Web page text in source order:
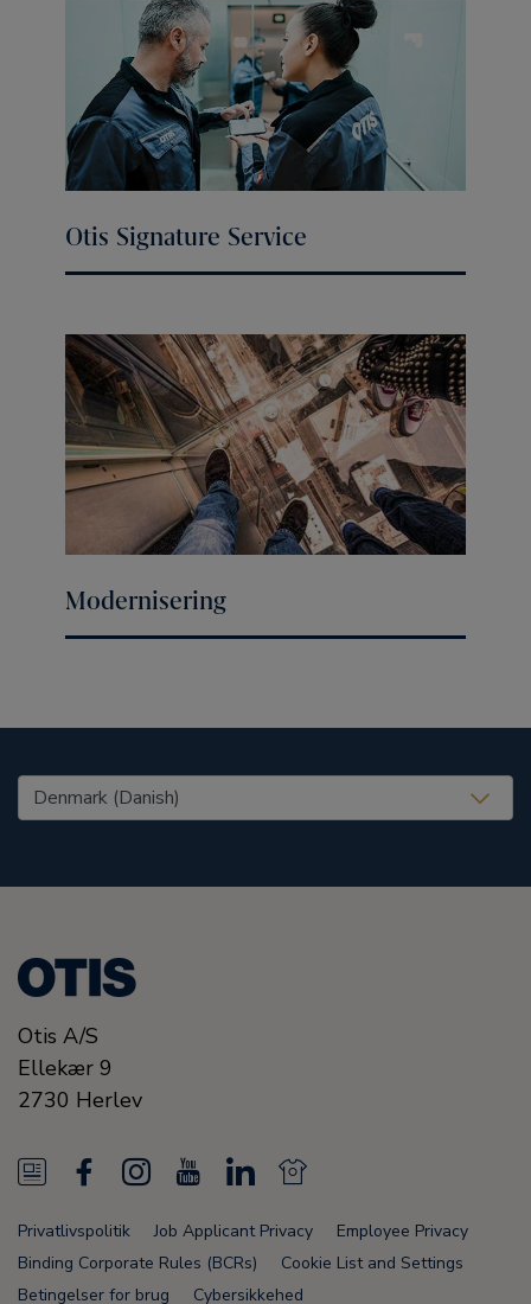
Otis Signature Service
Modernisering
United States (EN)
Otis A/S
Ellekær 9
2730 Herlev
N
e
w
a
c
I
n
s
o
u
L
n
N
w
Privatlivspolitik Job Applicant Privacy
Employee Privacy
Binding Corporate Rules (BCRs)
Cookie List and Settings
Betingelser for brug
Cybersikkehed